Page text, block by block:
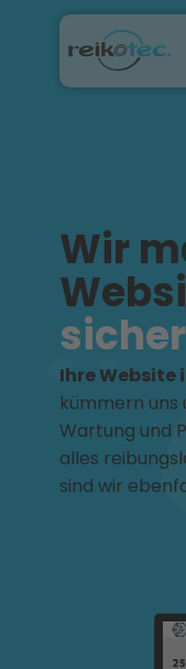
Leistung
Projekte
Wartung
Preise
Wir
sicher
Ihre Website
kümmern uns
Wartung und
alles
sind wir